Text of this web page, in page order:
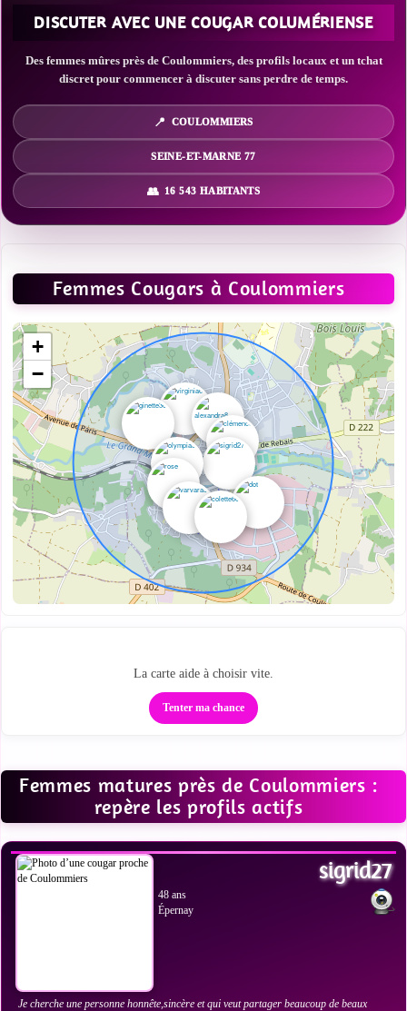
DISCUTER AVEC UNE COUGAR COLUMÉRIENSE
Des femmes mûres près de Coulommiers, des profils locaux et un tchat
discret pour commencer à discuter sans perdre de temps.
COULOMMIERS
SEINE-ET-MARNE 77
16 543 HABITANTS
Femmes Cougars à Coulommiers
+
−
La carte aide à choisir vite.
Tenter ma chance
Femmes matures près de Coulommiers :
repère les profils actifs
VOIR LES PHOTOS
sigrid27
48 ans
Épernay
Je cherche une personne honnête,sincère et qui veut partager beaucoup de beaux